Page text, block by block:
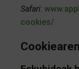
Safari:
cookies/